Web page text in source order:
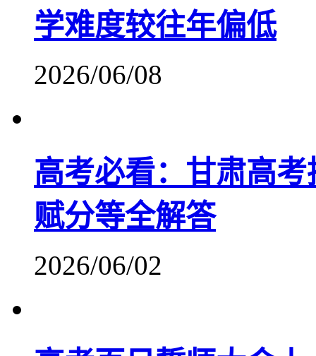
学难度较往年偏低
2026/06/08
高考必看：甘肃高
赋分等全解答
2026/06/02